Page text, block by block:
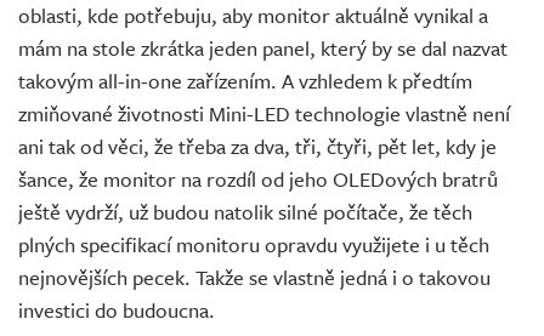
oblasti, kde potřebuju, aby monitor aktuálně vynikal a
mám na stole zkrátka jeden panel, který by se dal nazvat
takovým all-in-one zařízením. A vzhledem k předtím
zmiňované životnosti Mini-LED technologie vlastně není
ani tak od věci, že třeba za dva, tři, čtyři, pět let, kdy je
šance, že monitor na rozdíl od jeho OLEDových bratrů
ještě vydrží, už budou natolik silné počítače, že těch
plných specifikací monitoru opravdu využijete i u těch
nejnovějších pecek. Takže se vlastně jedná i o takovou
investici do budoucna.